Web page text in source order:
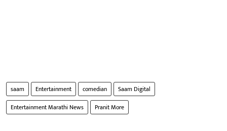
saam Entertainment comedian
Saam Digital
Entertainment Marathi News
Pranit More